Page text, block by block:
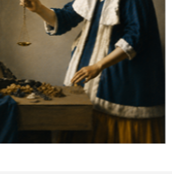
產品從敵人變盟友！
心事件的抵抗能力。
處理的應變計畫。
慮感都隨之減輕。